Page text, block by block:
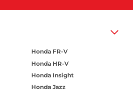
Honda FR-V
Honda HR-V
Honda Insight
Honda Jazz